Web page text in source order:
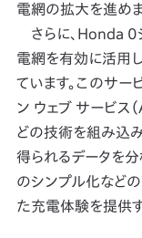
電網の拡大を進めま
さらに、Honda 0
電網を有効に活用
ています。このサー
ン ウェブ サービス
どの技術を組み込
得られるデータを
のシンプル化など
た充電体験を提供す